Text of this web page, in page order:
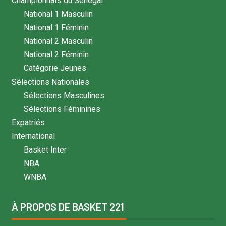
National 1 Masculin
National 1 Féminin
National 2 Masculin
National 2 Féminin
Catégorie Jeunes
Sélections Nationales
Sélections Masculines
Sélections Féminines
Expatriés
International
Basket Inter
NBA
WNBA
À PROPOS DE BASKET 221